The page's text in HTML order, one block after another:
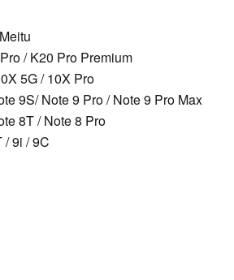
/ K20 Pro Premium
5G / 10X Pro
9S/ Note 9 Pro / Note 9 Pro Max
8T / Note 8 Pro
/ 9i / 9C